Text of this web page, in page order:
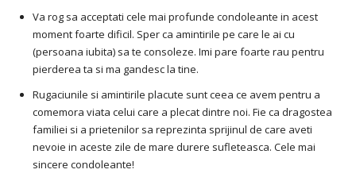
Va rog sa acceptati cele mai profunde condoleante in acest
moment foarte dificil. Sper ca amintirile pe care le ai cu
(persoana iubita) sa te consoleze. Imi pare foarte rau pentru
pierderea ta si ma gandesc la tine.
Rugaciunile si amintirile placute sunt ceea ce avem pentru a
comemora viata celui care a plecat dintre noi. Fie ca dragostea
familiei si a prietenilor sa reprezinta sprijinul de care aveti
nevoie in aceste zile de mare durere sufleteasca. Cele mai
sincere condoleante!